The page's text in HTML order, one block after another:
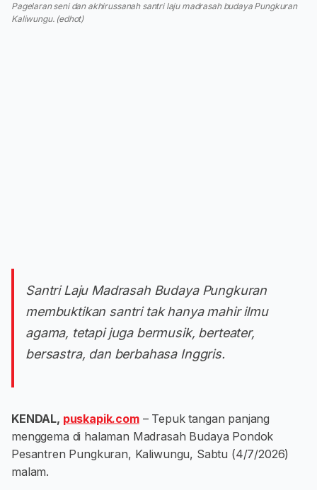
Pagelaran seni dan akhirussanah santri laju madrasah budaya Pungkuran
Kaliwungu. (edhot)
Santri Laju Madrasah Budaya Pungkuran
membuktikan santri tak hanya mahir ilmu
agama, tetapi juga bermusik, berteater,
bersastra, dan berbahasa Inggris.
KENDAL, puskapik.com– Tepuk tangan panjang
menggema di halaman Madrasah Budaya Pondok
Pesantren Pungkuran, Kaliwungu, Sabtu (4/7/2026)
malam.